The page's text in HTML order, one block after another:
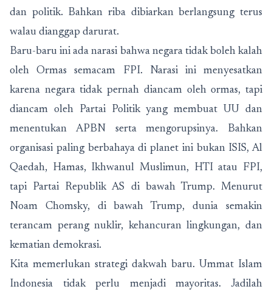
dan politik. Bahkan riba dibiarkan berlangsung terus
walau dianggap darurat.
Baru-baru ini ada narasi bahwa negara tidak boleh kalah
oleh Ormas semacam FPI. Narasi ini menyesatkan
karena negara tidak pernah diancam oleh ormas, tapi
diancam oleh Partai Politik yang membuat UU dan
menentukan APBN serta mengorupsinya. Bahkan
organisasi paling berbahaya di planet ini bukan ISIS, Al
Qaedah, Hamas, Ikhwanul Muslimun, HTI atau FPI,
tapi Partai Republik AS di bawah Trump. Menurut
Noam Chomsky, di bawah Trump, dunia semakin
terancam perang nuklir, kehancuran lingkungan, dan
kematian demokrasi.
Kita memerlukan strategi dakwah baru. Ummat Islam
Indonesia tidak perlu menjadi mayoritas. Jadilah